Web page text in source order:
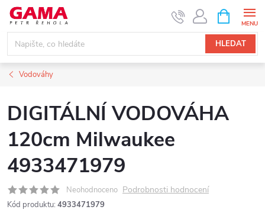
Přejít
obsah
HLEDAT
NÁKUPNÍ
KOŠÍK
Vodováhy
DIGITÁLNÍ VODOVÁHA
120cm Milwaukee
4933471979
Neohodnoceno Podrobnosti hodnocení
Kód produktu: 4933471979